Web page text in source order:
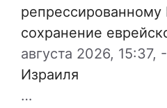
сохранение
августа 2026, 15:37, -
Израиля
…